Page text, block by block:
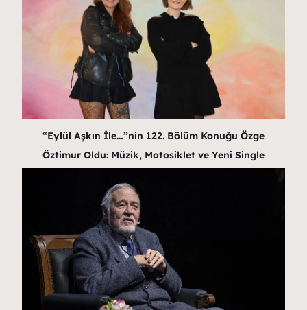
“Eylül Aşkın İle…”nin 122. Bölüm Konuğu Özge
Öztimur Oldu: Müzik, Motosiklet ve Yeni Single